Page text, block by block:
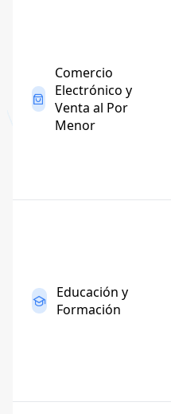
Comercio
Electrónico y
Venta al Por
Menor
Educación y
Formación